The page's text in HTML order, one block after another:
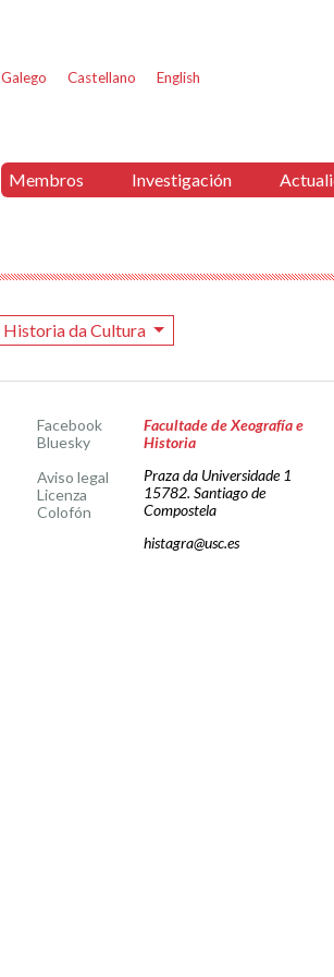
Galego Castellano English
Membros Investigación
Historia da Cultura
Facebook
Bluesky
Aviso legal
Licenza
Colofón
Facultade de Xeografía e
Historia
Praza da Universidade 1
15782. Santiago de
Compostela
histagra@usc.es